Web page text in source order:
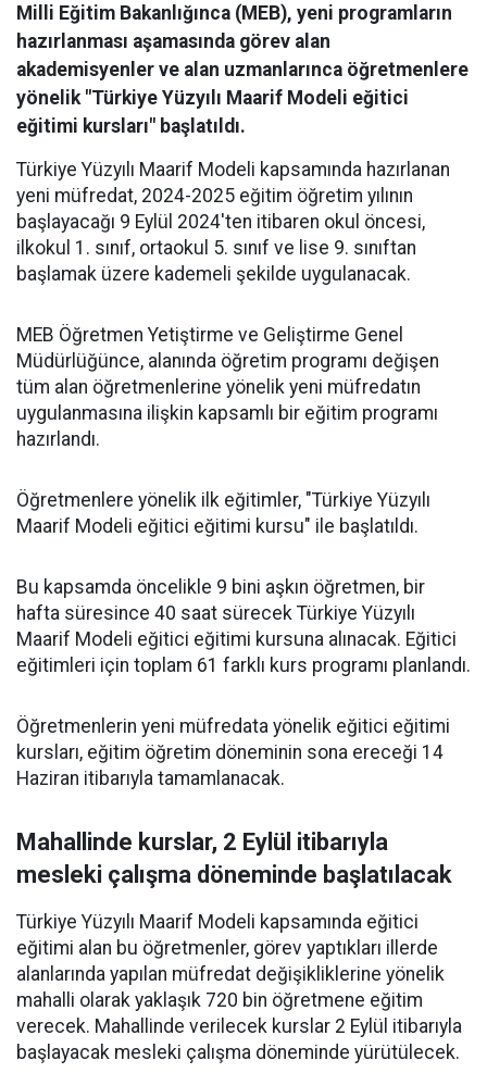
Milli Eğitim Bakanlığınca (MEB), yeni programların
hazırlanması aşamasında görev alan
akademisyenler ve alan uzmanlarınca öğretmenlere
yönelik "Türkiye Yüzyılı Maarif Modeli eğitici
eğitimi kursları" başlatıldı.
Türkiye Yüzyılı Maarif Modeli kapsamında hazırlanan
yeni müfredat, 2024-2025 eğitim öğretim yılının
başlayacağı 9 Eylül 2024'ten itibaren okul öncesi,
ilkokul 1. sınıf, ortaokul 5. sınıf ve lise 9. sınıftan
başlamak üzere kademeli şekilde uygulanacak.
MEB Öğretmen Yetiştirme ve Geliştirme Genel
Müdürlüğünce, alanında öğretim programı değişen
tüm alan öğretmenlerine yönelik yeni müfredatın
uygulanmasına ilişkin kapsamlı bir eğitim programı
hazırlandı.
Öğretmenlere yönelik ilk eğitimler, "Türkiye Yüzyılı
Maarif Modeli eğitici eğitimi kursu" ile başlatıldı.
Bu kapsamda öncelikle 9 bini aşkın öğretmen, bir
hafta süresince 40 saat sürecek Türkiye Yüzyılı
Maarif Modeli eğitici eğitimi kursuna alınacak. Eğitici
eğitimleri için toplam 61 farklı kurs programı planlandı.
Öğretmenlerin yeni müfredata yönelik eğitici eğitimi
kursları, eğitim öğretim döneminin sona ereceği 14
Haziran itibarıyla tamamlanacak.
Mahallinde kurslar, 2 Eylül itibarıyla
mesleki çalışma döneminde başlatılacak
Türkiye Yüzyılı Maarif Modeli kapsamında eğitici
eğitimi alan bu öğretmenler, görev yaptıkları illerde
alanlarında yapılan müfredat değişikliklerine yönelik
mahalli olarak yaklaşık 720 bin öğretmene eğitim
verecek. Mahallinde verilecek kurslar 2 Eylül itibarıyla
başlayacak mesleki çalışma döneminde yürütülecek.